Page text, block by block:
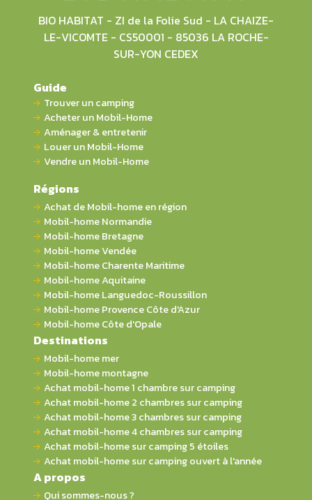
BIO HABITAT - ZI de la Folie Sud - LA CHAIZE-
LE-VICOMTE - CS50001 - 85036 LA ROCHE-
SUR-YON CEDEX
Guide
Trouver un camping
Acheter un Mobil-Home
Aménager & entretenir
Louer un Mobil-Home
Vendre un Mobil-Home
Régions
Achat de Mobil-home en région
Mobil-home Normandie
Mobil-home Bretagne
Mobil-home Vendée
Mobil-home Charente Maritime
Mobil-home Aquitaine
Mobil-home Languedoc-Roussillon
Mobil-home Provence Côte d'Azur
Mobil-home Côte d'Opale
Destinations
Mobil-home mer
Mobil-home montagne
Achat mobil-home 1 chambre sur camping
Achat mobil-home 2 chambres sur camping
Achat mobil-home 3 chambres sur camping
Achat mobil-home 4 chambres sur camping
Achat mobil-home sur camping 5 étoiles
Achat mobil-home sur camping ouvert à l'année
A propos
Qui sommes-nous ?